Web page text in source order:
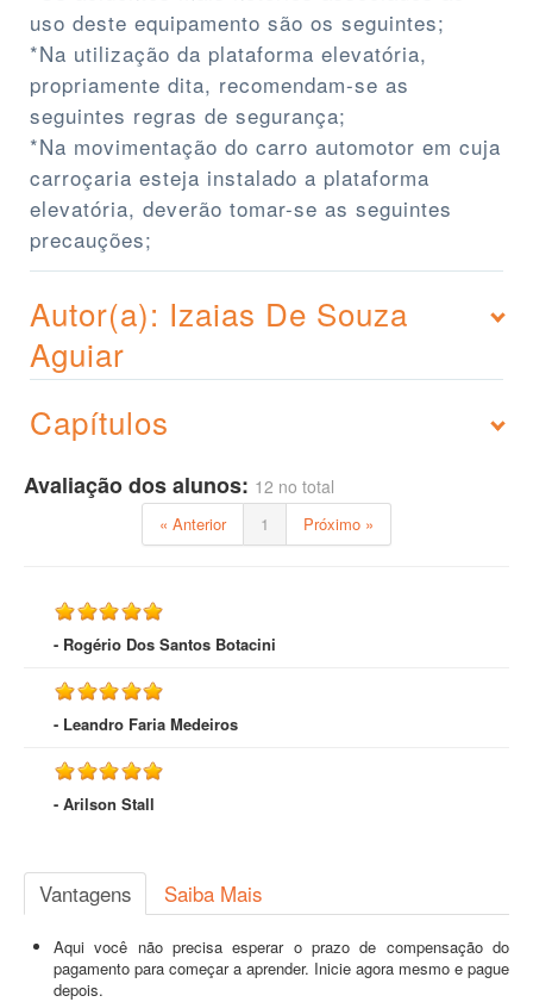
uso deste equipamento são os seguintes;
*Na utilização da plataforma elevatória,
propriamente dita, recomendam-se as
seguintes regras de segurança;
*Na movimentação do carro automotor em cuja
carroçaria esteja instalado a plataforma
elevatória, deverão tomar-se as seguintes
precauções;
Autor(a): Izaias De Souza
Aguiar
Capítulos
Avaliação dos alunos: 12 no total
« Anterior 1 Próximo »
- Rogério Dos Santos Botacini
- Leandro Faria Medeiros
- Arilson Stall
Vantagens Saiba Mais
Aqui você não precisa esperar o prazo de compensação do
pagamento para começar a aprender. Inicie agora mesmo e pague
depois.